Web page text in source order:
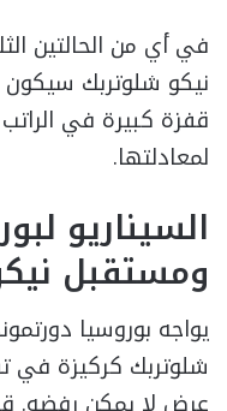
في أي من الحالتين
قفزة كبيرة في
لمعادلتها.
السيناريو
ومستقبل
يواجه بوروسيا
شلوتربك كركيزة في